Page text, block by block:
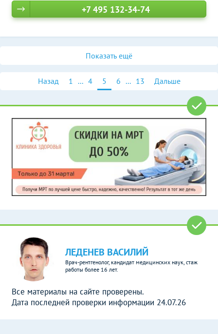
+7 495 132-34-74
Показать ещё
Назад 1 ... 4 5 6 ... 13 Дальше
ЛЕДЕНЕВ ВАСИЛИЙ
Врач-рентгенолог, кандидат медицинских наук, стаж
работы более 16 лет.
Все материалы на сайте проверены.
Дата последней проверки информации 24.07.26